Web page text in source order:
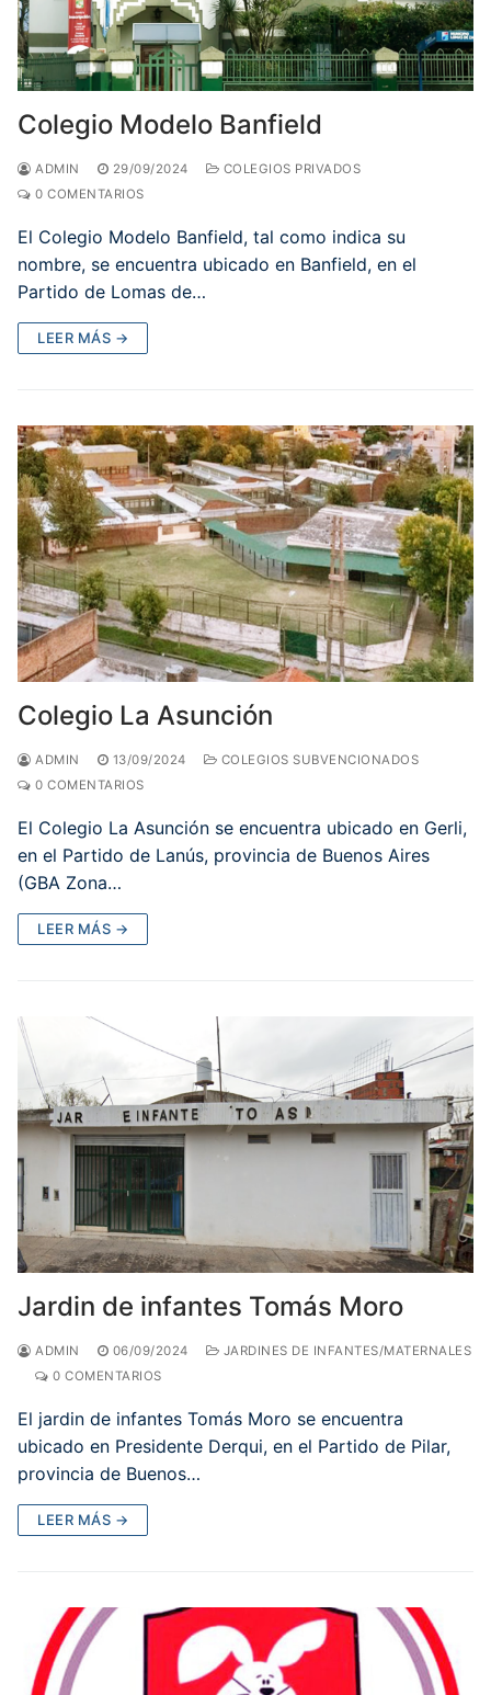
Colegio Modelo Banfield
ADMIN 29/09/2024
COLEGIOS PRIVADOS
0 COMENTARIOS
El Colegio Modelo Banfield, tal como indica su
nombre, se encuentra ubicado en Banfield, en el
Partido de Lomas de…
LEER MÁS →
Colegio La Asunción
ADMIN 13/09/2024
COLEGIOS SUBVENCIONADOS
0 COMENTARIOS
El Colegio La Asunción se encuentra ubicado en Gerli,
en el Partido de Lanús, provincia de Buenos Aires
(GBA Zona…
LEER MÁS →
Jardin de infantes Tomás Moro
ADMIN 06/09/2024
JARDINES DE INFANTES/MATERNALES
0 COMENTARIOS
El jardin de infantes Tomás Moro se encuentra
ubicado en Presidente Derqui, en el Partido de Pilar,
provincia de Buenos…
LEER MÁS →